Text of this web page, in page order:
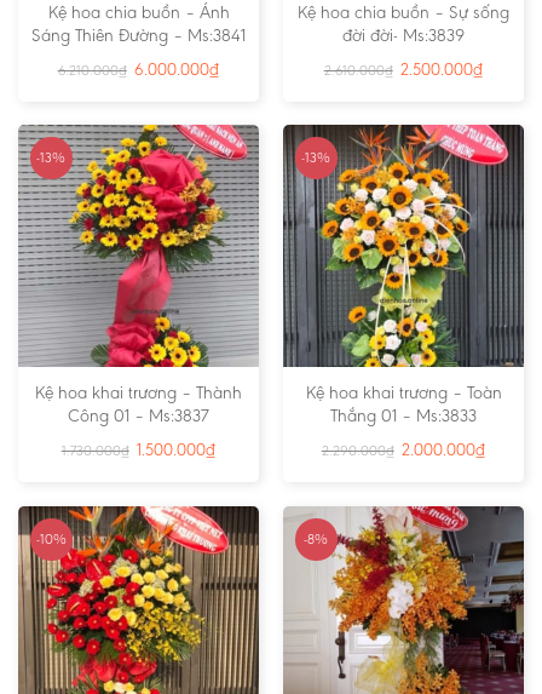
Kệ hoa chia buồn – Ánh
Sáng Thiên Đường – Ms:3841
6.210.000₫ 6.000.000₫
Kệ hoa chia buồn – Sự sống
đời đời- Ms:3839
2.610.000₫ 2.500.000₫
-13%
Kệ hoa khai trương – Thành
Công 01 – Ms:3837
1.730.000₫ 1.500.000₫
-13%
Kệ hoa khai trương – Toàn
Thắng 01 – Ms:3833
2.290.000₫ 2.000.000₫
-10% -8%